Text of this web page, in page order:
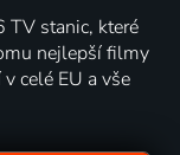
TV stanic, které
nejlepší filmy
celé EU a vše